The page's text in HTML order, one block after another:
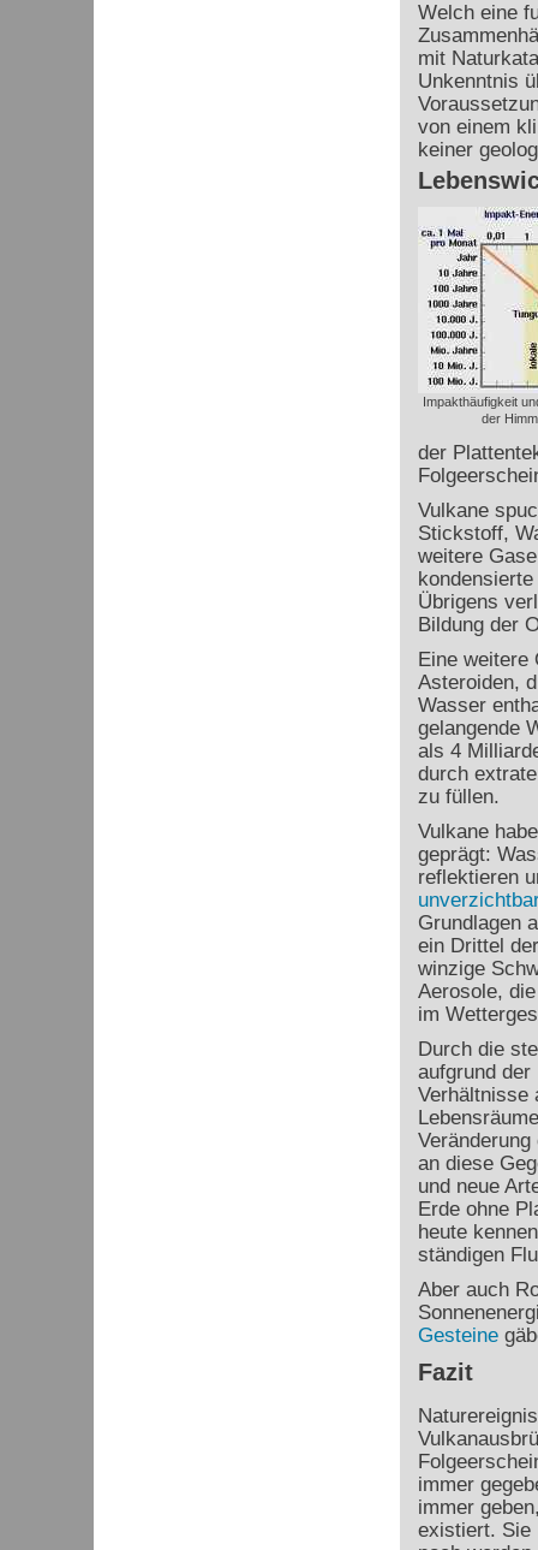
Welch eine
mit
Unkenntnis
von einem
keiner
Impakthäufigkeit
der
der
Vulkane
Stickstoff,
weitere
Übrigens
Bildung der
Eine weitere
Asteroiden,
Wasser
gelangende
als 4
durch
zu füllen.
Vulkane
geprägt:
reflektieren
Grundlagen
ein Drittel
winzige
Aerosole,
im
Durch die
aufgrund
Verhältnisse
an diese
und neue
Erde ohne
heute
ständigen
Aber auch
Gesteine
Fazit
immer
immer
existiert. Sie